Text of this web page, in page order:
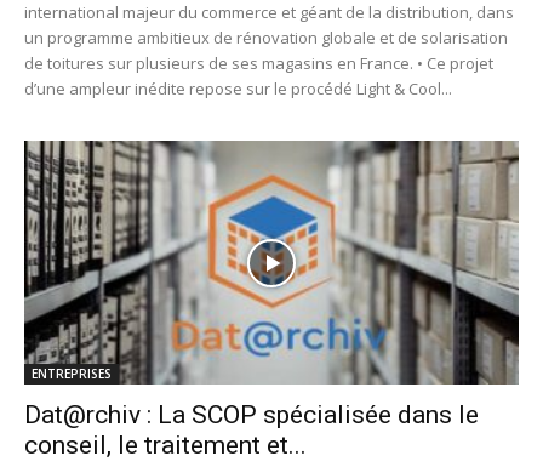
international majeur du commerce et géant de la distribution, dans
un programme ambitieux de rénovation globale et de solarisation
de toitures sur plusieurs de ses magasins en France. • Ce projet
d’une ampleur inédite repose sur le procédé Light & Cool...
ENTREPRISES
Dat@rchiv : La SCOP spécialisée dans le
conseil, le traitement et...